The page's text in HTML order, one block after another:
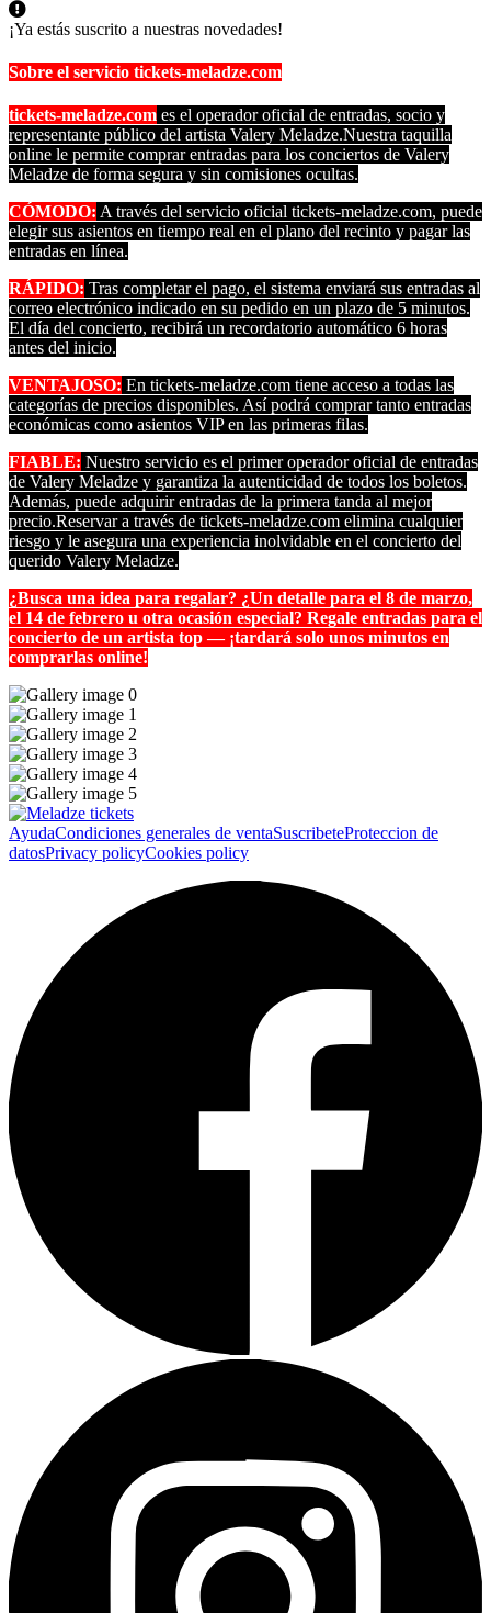
¡Ya estás suscrito a nuestras novedades!
Sobre el servicio tickets-meladze.com
tickets-meladze.com es el operador oficial de entradas, socio y
representante público del artista Valery Meladze.Nuestra taquilla
online le permite comprar entradas para los conciertos de Valery
Meladze de forma segura y sin comisiones ocultas.
CÓMODO: A través del servicio oficial tickets-meladze.com, puede
elegir sus asientos en tiempo real en el plano del recinto y pagar las
entradas en línea.
RÁPIDO: Tras completar el pago, el sistema enviará sus entradas al
correo electrónico indicado en su pedido en un plazo de 5 minutos.
El día del concierto, recibirá un recordatorio automático 6 horas
antes del inicio.
VENTAJOSO: En tickets-meladze.com tiene acceso a todas las
categorías de precios disponibles. Así podrá comprar tanto entradas
económicas como asientos VIP en las primeras filas.
FIABLE: Nuestro servicio es el primer operador oficial de entradas
de Valery Meladze y garantiza la autenticidad de todos los boletos.
Además, puede adquirir entradas de la primera tanda al mejor
precio.Reservar a través de tickets-meladze.com elimina cualquier
riesgo y le asegura una experiencia inolvidable en el concierto del
querido Valery Meladze.
¿Busca una idea para regalar? ¿Un detalle para el 8 de marzo,
el 14 de febrero u otra ocasión especial? Regale entradas para el
concierto de un artista top — ¡tardará solo unos minutos en
comprarlas online!
AyudaCondiciones generales de ventaSuscribeteProteccion de
datosPrivacy policyCookies policy